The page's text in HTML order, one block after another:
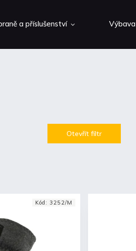
a příslušenství Výbava
Otevřít filtr
Kód: 3252/M